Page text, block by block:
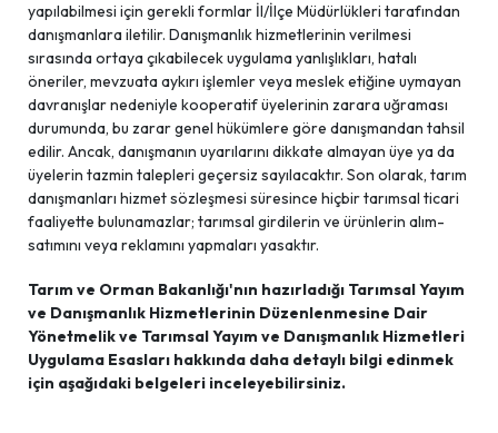
yapılabilmesi için gerekli formlar İl/İlçe Müdürlükleri tarafından
danışmanlara iletilir. Danışmanlık hizmetlerinin verilmesi
sırasında ortaya çıkabilecek uygulama yanlışlıkları, hatalı
öneriler, mevzuata aykırı işlemler veya meslek etiğine uymayan
davranışlar nedeniyle kooperatif üyelerinin zarara uğraması
durumunda, bu zarar genel hükümlere göre danışmandan tahsil
edilir. Ancak, danışmanın uyarılarını dikkate almayan üye ya da
üyelerin tazmin talepleri geçersiz sayılacaktır. Son olarak, tarım
danışmanları hizmet sözleşmesi süresince hiçbir tarımsal ticari
faaliyette bulunamazlar; tarımsal girdilerin ve ürünlerin alım-
satımını veya reklamını yapmaları yasaktır.
Tarım ve Orman Bakanlığı'nın hazırladığı Tarımsal Yayım
ve Danışmanlık Hizmetlerinin Düzenlenmesine Dair
Yönetmelik ve Tarımsal Yayım ve Danışmanlık Hizmetleri
Uygulama Esasları hakkında daha detaylı bilgi edinmek
için aşağıdaki belgeleri inceleyebilirsiniz.